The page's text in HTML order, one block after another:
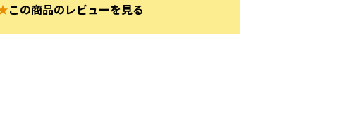
この商品のレビューを見る